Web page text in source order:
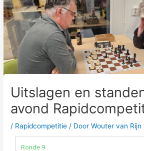
Uitslagen en
avond
/ Rapidcompetitie / DoorWouter van Rijn
Ronde 9